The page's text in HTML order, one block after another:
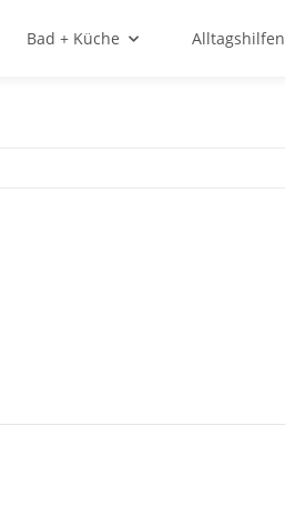
Bad + Küche Alltagshilfen